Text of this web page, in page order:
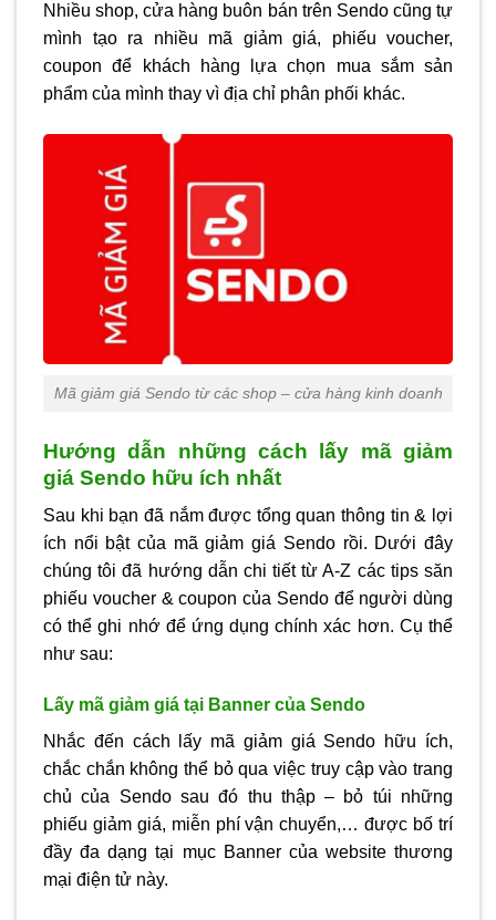
Nhiều shop, cửa hàng buôn bán trên Sendo cũng tự
mình tạo ra nhiều mã giảm giá, phiếu voucher,
coupon để khách hàng lựa chọn mua sắm sản
phẩm của mình thay vì địa chỉ phân phối khác.
Mã giảm giá Sendo từ các shop – cửa hàng kinh doanh
Hướng dẫn những cách lấy mã giảm
giá Sendo hữu ích nhất
Sau khi bạn đã nắm được tổng quan thông tin & lợi
ích nổi bật của mã giảm giá Sendo rồi. Dưới đây
chúng tôi đã hướng dẫn chi tiết từ A-Z các tips săn
phiếu voucher & coupon của Sendo để người dùng
có thể ghi nhớ để ứng dụng chính xác hơn. Cụ thể
như sau:
Lấy mã giảm giá tại Banner của Sendo
Nhắc đến cách lấy mã giảm giá Sendo hữu ích,
chắc chắn không thể bỏ qua việc truy cập vào trang
chủ của Sendo sau đó thu thập – bỏ túi những
phiếu giảm giá, miễn phí vận chuyển,… được bố trí
đầy đa dạng tại mục Banner của website thương
mại điện tử này.